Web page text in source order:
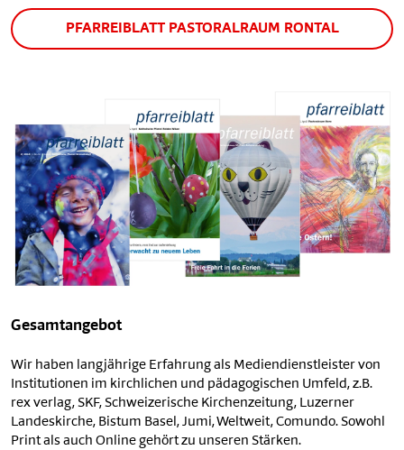
PFARREIBLATT PASTORALRAUM RONTAL
Gesamtangebot
Wir haben langjährige Erfahrung als Mediendienstleister von
Institutionen im kirchlichen und pädagogischen Umfeld, z.B.
rex verlag, SKF, Schweizerische Kirchenzeitung, Luzerner
Landeskirche, Bistum Basel, Jumi, Weltweit, Comundo. Sowohl
Print als auch Online gehört zu unseren Stärken.